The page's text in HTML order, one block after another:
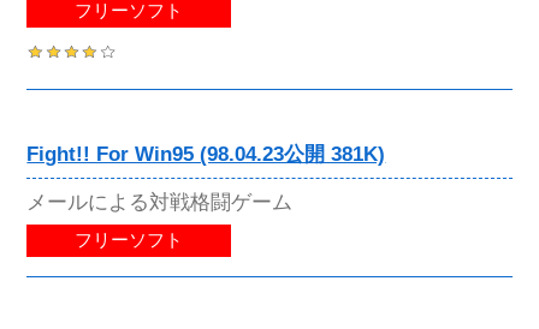
フリーソフト
Fight!! For Win95 (98.04.23公開 381K)
メールによる対戦格闘ゲーム
フリーソフト